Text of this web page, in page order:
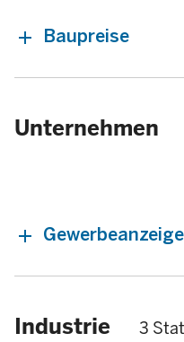
Baupreise
Unternehmen
Industrie
3